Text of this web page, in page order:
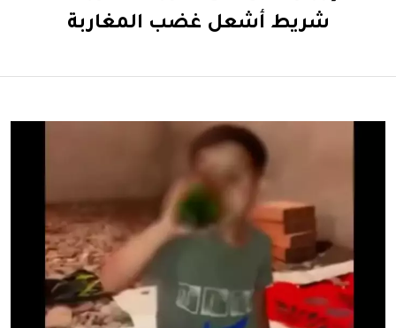
شريط أشعل غضب المغاربة